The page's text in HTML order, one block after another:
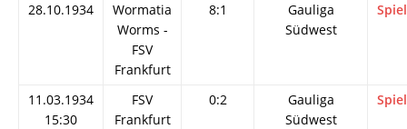
28.10.1934
Wormatia
Worms -
FSV
Frankfurt
8:1
Gauliga
Südwest
11.03.1934
15:30
FSV
Frankfurt
0:2
Gauliga
Südwest